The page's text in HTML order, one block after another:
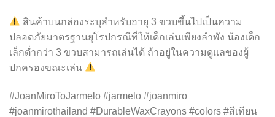
สินค้าบนกล่องระบุสำหรับอายุ 3 ขวบขึ้นไปเป็นความ
ปลอดภัยมาตรฐานยุโรปกรณีที่ให้เด็กเล่นเพียงลำพัง น้องเด็ก
เล็กต่ำกว่า 3 ขวบสามารถเล่นได้ ถ้าอยู่ในความดูแลของผู้
ปกครองขณะเล่น
#JoanMiroToJarmelo #jarmelo #joanmiro
#joanmirothailand #DurableWaxCrayons #colors #สีเทียน